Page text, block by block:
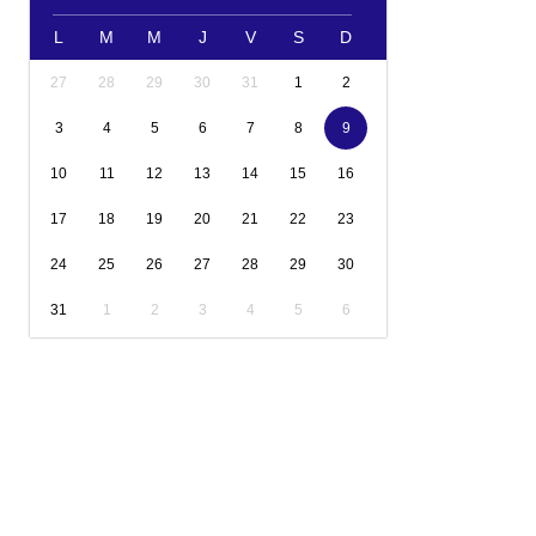
L M M J V S D
27 28 29 30 31 1 2
3 4 5 6 7 8 9
10 11 12 13 14 15 16
17 18 19 20 21 22 23
24 25 26 27 28 29 30
31 1 2 3 4 5 6